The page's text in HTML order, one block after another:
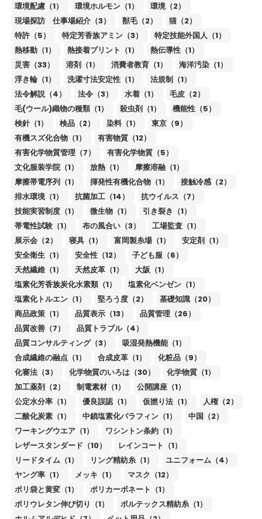
環境配慮（1）
環境ホルモン（1）
環境（2）
現場探訪 仕事場紹介（3）
獣毛（2）
猫（2）
特許（5）
特定芳香族アミン（3）
特定技能外国人（1）
熱移動（1）
熱接着プリント（1）
熱伝導性（1）
災害（33）
溶剤（1） 消費者教育（1）
海洋汚染（1）
浮き輪（1）
洗濯寸法安定性（1）
法規制（1）
法令解説（4）
法令（3） 水着（1）
毛皮（2）
毛(ウール)織物の種類（1）
殺虫剤（1）
機能性（5）
検針（1）
検品（2） 染料（1）
東京（9）
有機スズ化合物（1）
有害物質（12）
有害化学物質管理（7）
有害化学物質（5）
文化服装学院（1）
放熱（1）
摩擦溶融（1）
摩擦帯電序列（1）
揮発性有機化合物（1）
接触冷感（2）
排水環境（1）
抗菌加工（14）
抗ウイルス（7）
技能実習制度（1）
微生物（1）
引き裂き（1）
帯電性試験（1）
布の風合い（3）
工場監査（1）
展示会（2）
寝具（1） 富岡製糸場（1）
安定剤（1）
安全衛生（1）
安全性（12）
子ども服（6）
天然繊維（1）
天然皮革（1）
大阪（1）
塩素化芳香族炭化水素類（1）
塩素化ベンゼン（1）
塩素化トルエン（1）
堅ろう度（2）
基礎知識（20）
商品政策（1）
品質表示（13）
品質管理（26）
品質改善（7）
品質トラブル（4）
品質コンサルティング（3）
吸湿発熱機能（1）
合成繊維の融点（1）
合成皮革（1）
化粧品（9）
化審法（3）
化学物質のいろは（30）
化学物質（1）
加工薬剤（2）
制電素材（1）
公開講座（1）
公定水分率（1）
優良誤認（1） 仮撚り法（1）
人権（2）
二酸化炭素（1）
中鎖塩素化パラフィン（1）
中国（2）
ワーキングウエア（1）
ワシントン条約（1）
レザースタンダード（10）
レインコート（1）
リードタイム（1）
リング精紡糸（1）
ユニフォーム（4）
ヤング率（1）
メッキ（1）
マスク（12）
ポリ袋と黄変（1）
ポリカーボネート（1）
ポリウレタン伸び切り（1）
ボルテックス精紡糸（1）